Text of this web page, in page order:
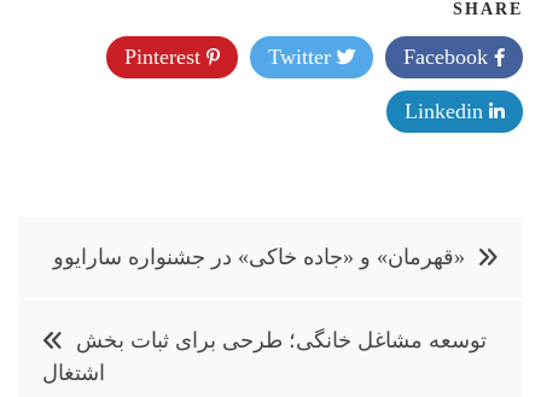
SHARE
Twitter
راهبری«قهرمان» و «جاده خاکی» در جشنواره سارایوو
توسعه مشاغل خانگی؛ طرحی برای ثبات بخش
اشتغال